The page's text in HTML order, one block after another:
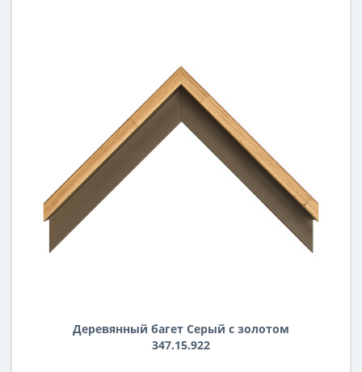
Деревянный багет Серый с золотом
347.15.922